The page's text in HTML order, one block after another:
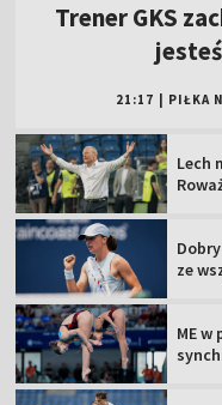
Trener GKS
21:17 PIŁKA
Lech
ze
ME w